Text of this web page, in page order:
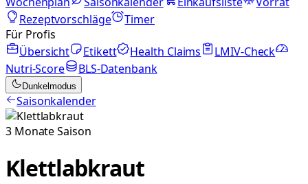
Rezeptvorschläge
Timer
Für Profis
Übersicht
Etikett Health Claims
LMIV-Check
Nutri-Score
BLS-Datenbank
Dunkelmodus
Saisonkalender
3 MonateSaison
Klettlabkraut